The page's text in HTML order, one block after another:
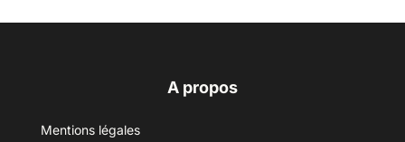
A propos
Mentions légales